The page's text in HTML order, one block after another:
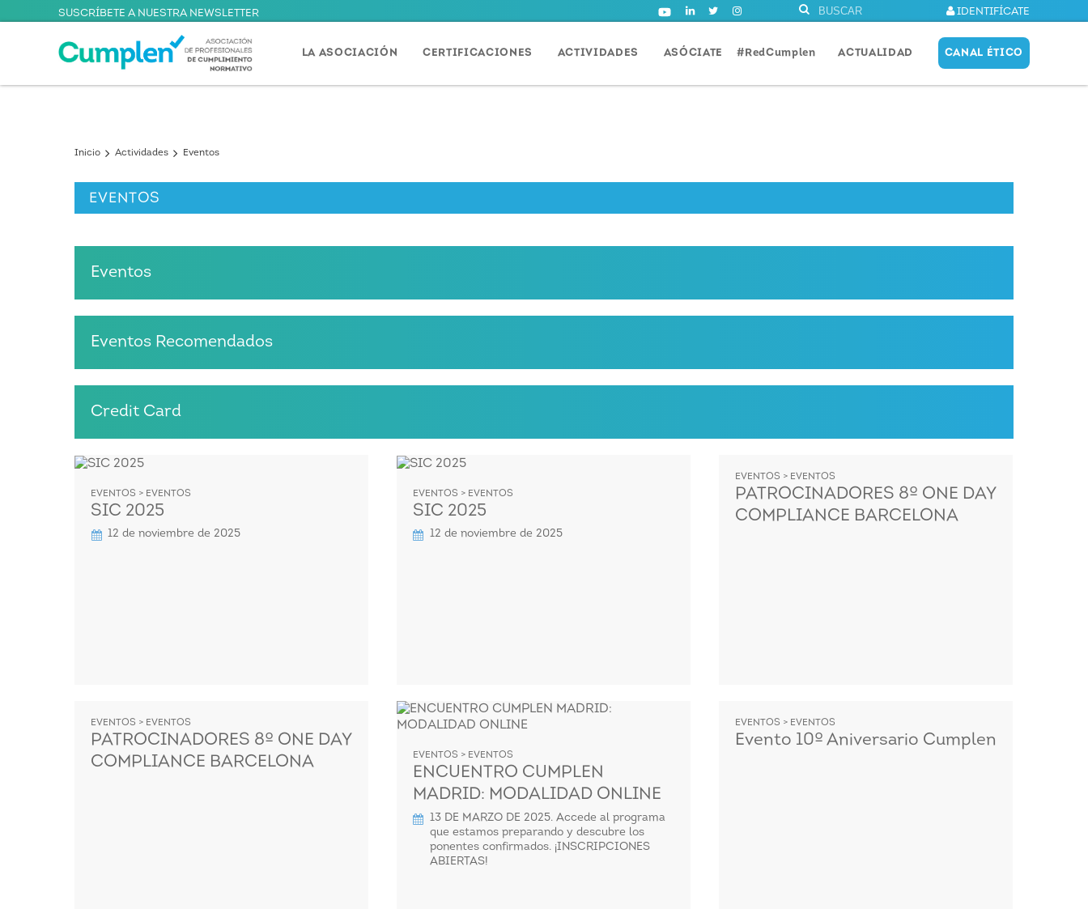
SUSCRÍBETE A NUESTRA NEWSLETTER IDENTIFÍCATE
LA ASOCIACIÓN CERTIFICACIONES ACTIVIDADES ASÓCIATE #RedCumplen ACTUALIDAD CANAL ÉTICO
Inicio Actividades Eventos
EVENTOS
Eventos
Eventos Recomendados
Credit Card
EVENTOS > EVENTOS
SIC 2025
12 de noviembre de 2025
EVENTOS > EVENTOS
SIC 2025
12 de noviembre de 2025
EVENTOS > EVENTOS
PATROCINADORES 8º ONE DAY
COMPLIANCE BARCELONA
EVENTOS > EVENTOS
PATROCINADORES 8º ONE DAY
COMPLIANCE BARCELONA
EVENTOS > EVENTOS
ENCUENTRO CUMPLEN
MADRID: MODALIDAD ONLINE
13 DE MARZO DE 2025. Accede al programa
que estamos preparando y descubre los
ponentes confirmados. ¡INSCRIPCIONES
ABIERTAS!
EVENTOS > EVENTOS
Evento 10º Aniversario Cumplen